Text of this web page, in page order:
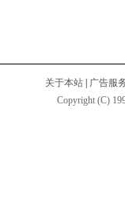
关于本站
广告服
Copyright (C)